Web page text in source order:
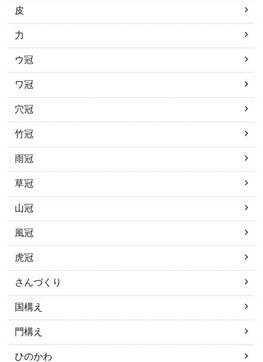
皮
力
ウ冠
ワ冠
穴冠
竹冠
雨冠
草冠
山冠
風冠
虎冠
さんづくり
国構え
門構え
ひのかわ